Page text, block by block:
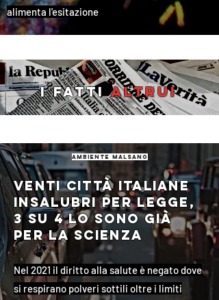
alimenta l'esitazione
I fattialtrui
ambiente malsano
Venti città italiane
insalubri per legge,
3 su 4 lo sono già
per la scienza
Nel 2021 il diritto alla salute è negato dove
si respirano polveri sottili oltre i limiti